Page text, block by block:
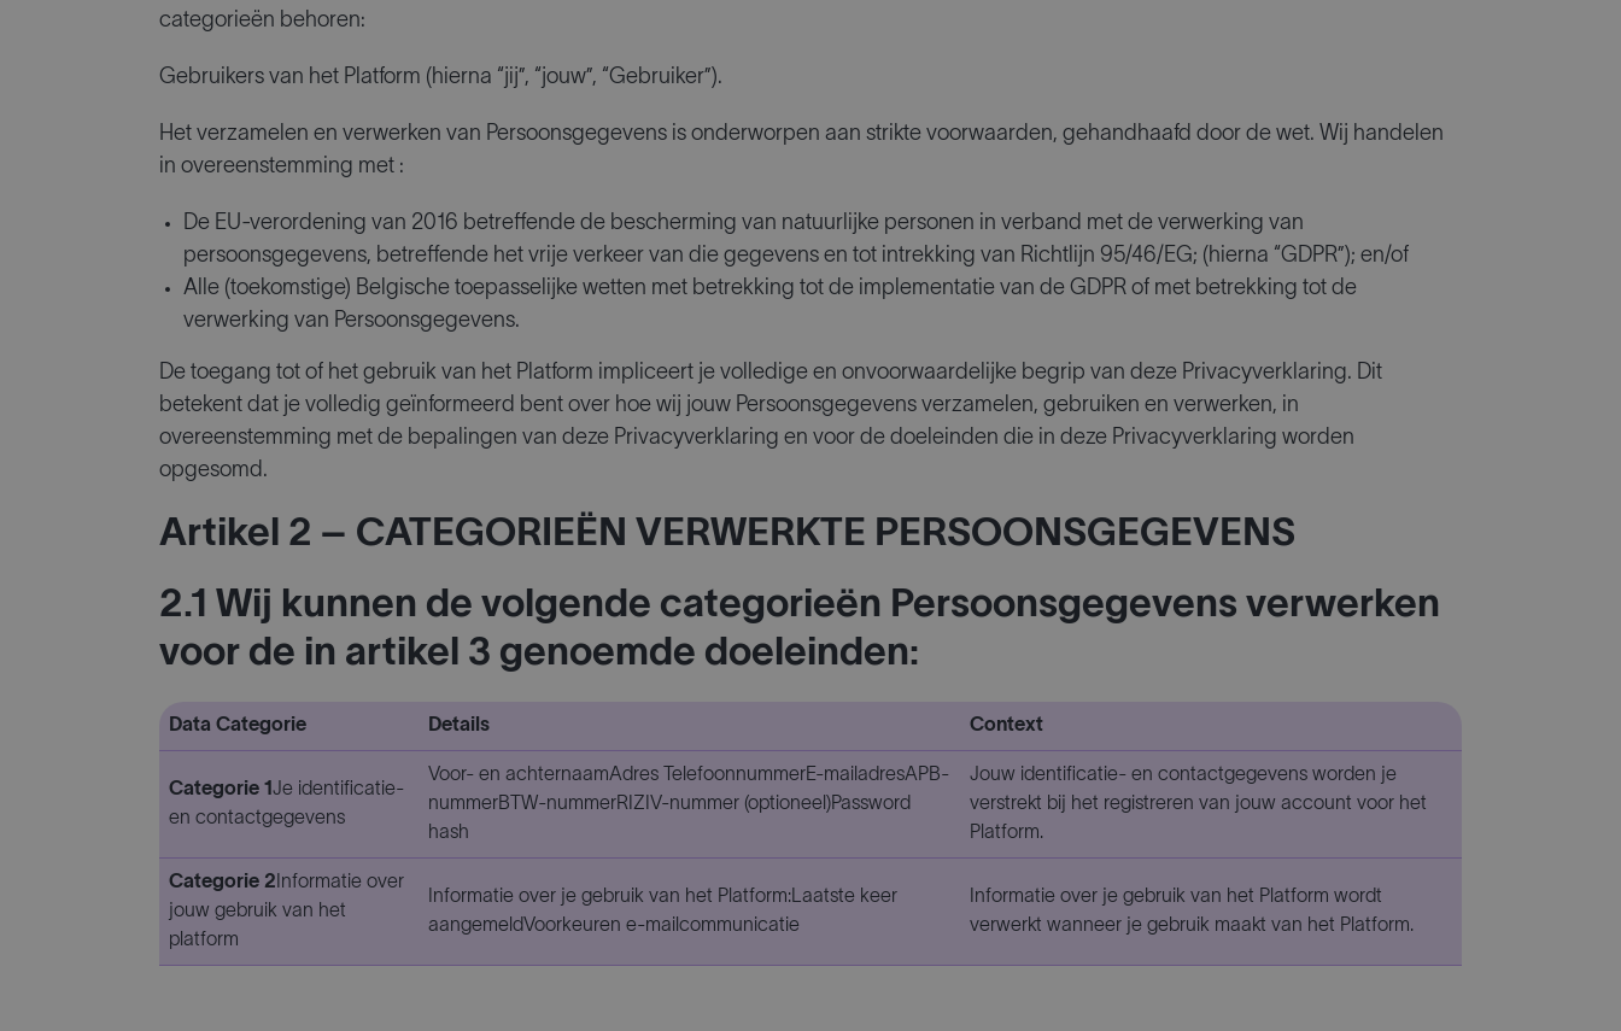
categorieën behoren:
Gebruikers van het Platform (hierna “jij”, “jouw”, “Gebruiker”).
Het verzamelen en verwerken van Persoonsgegevens is onderworpen aan strikte voorwaarden, gehandhaafd door de wet. Wij handelen
in overeenstemming met :
De EU-verordening van 2016 betreffende de bescherming van natuurlijke personen in verband met de verwerking van
persoonsgegevens, betreffende het vrije verkeer van die gegevens en tot intrekking van Richtlijn 95/46/EG; (hierna “GDPR”); en/of
Alle (toekomstige) Belgische toepasselijke wetten met betrekking tot de implementatie van de GDPR of met betrekking tot de
verwerking van Persoonsgegevens.
De toegang tot of het gebruik van het Platform impliceert je volledige en onvoorwaardelijke begrip van deze Privacyverklaring. Dit
betekent dat je volledig geïnformeerd bent over hoe wij jouw Persoonsgegevens verzamelen, gebruiken en verwerken, in
overeenstemming met de bepalingen van deze Privacyverklaring en voor de doeleinden die in deze Privacyverklaring worden
opgesomd.
Artikel 2 – CATEGORIEËN VERWERKTE PERSOONSGEGEVENS
2.1 Wij kunnen de volgende categorieën Persoonsgegevens verwerken
voor de in artikel 3 genoemde doeleinden:
Data Categorie Details Context
Categorie 1 Je identificatie-
en contactgegevens
Voor- en achternaamAdres TelefoonnummerE-mailadresAPB-
nummerBTW-nummerRIZIV-nummer (optioneel)Password
hash
Jouw identificatie- en contactgegevens worden je
verstrekt bij het registreren van jouw account voor het
Platform.
Categorie 2 Informatie over
jouw gebruik van het
platform
Informatie over je gebruik van het Platform:Laatste keer
aangemeldVoorkeuren e-mailcommunicatie
Informatie over je gebruik van het Platform wordt
verwerkt wanneer je gebruik maakt van het Platform.